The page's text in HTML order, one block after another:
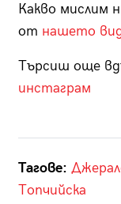
Какво мислим
от нашето
Търсиш още
инстаграм
Тагове:
Топчийска